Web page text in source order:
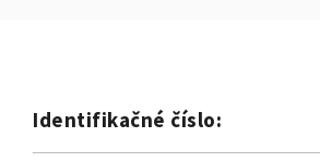
Identifikačné číslo: